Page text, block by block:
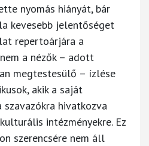
nyomás hiányát, bár
kevesebb jelentőséget
repertoárjára a
a nézők – adott
megtestesülő – ízlése
akik a saját
hivatkozva
intézményekre. Ez
szerencsére nem áll